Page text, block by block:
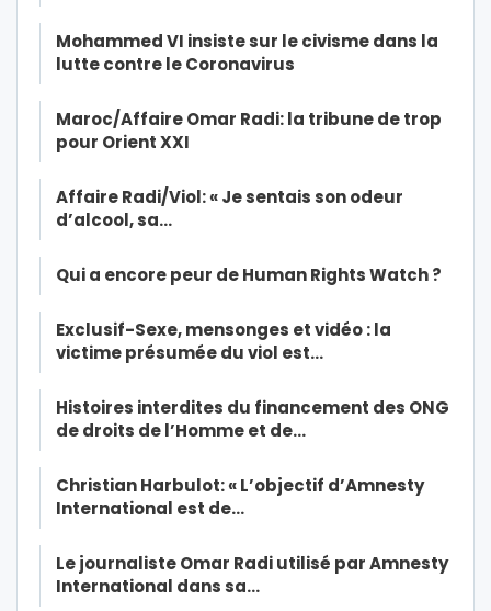
Mohammed VI insiste sur le civisme dans la
lutte contre le Coronavirus
Maroc/Affaire Omar Radi: la tribune de trop
pour Orient XXI
Affaire Radi/Viol: « Je sentais son odeur
d’alcool, sa…
Qui a encore peur de Human Rights Watch ?
Exclusif-Sexe, mensonges et vidéo : la
victime présumée du viol est…
Histoires interdites du financement des ONG
de droits de l’Homme et de…
Christian Harbulot: « L’objectif d’Amnesty
International est de…
Le journaliste Omar Radi utilisé par Amnesty
International dans sa…